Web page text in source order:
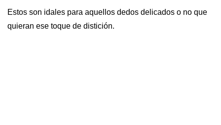
Estos son idales para aquellos dedos delicados o no que
quieran ese toque de distición.